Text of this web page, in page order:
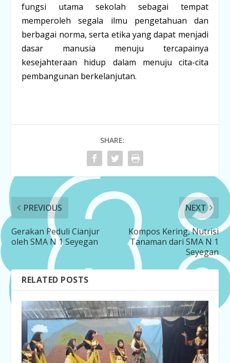
fungsi utama sekolah sebagai tempat
memperoleh segala ilmu pengetahuan dan
berbagai norma, serta etika yang dapat menjadi
dasar manusia menuju tercapainya
kesejahteraan hidup dalam menuju cita-cita
pembangunan berkelanjutan.
SHARE:
PREVIOUS
Gerakan Peduli Cianjur
oleh SMA N 1 Seyegan
NEXT
Kompos Kering, Nutrisi
Tanaman dari SMA N 1
Seyegan
RELATED POSTS